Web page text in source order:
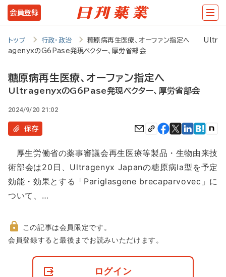
メ
イ
ン
ツ
に
動
会員登録
トップ 行政・政治
糖原病再生医療、オーファン指定へ Ultr
agenyxのG6Pase発現ベクター、厚労省部会
糖原病再生医療、オーファン指定へ
UltragenyxのG6Pase発現ベクター、厚労省部会
2024/9/20 21:02
保存
厚生労働省の薬事審議会再生医療等製品・生物由来技
術部会は20日、Ultragenyx Japanの糖原病Ia型を予定
効能・効果とする「Pariglasgene brecaparvovec」に
ついて、…
非
この記事は会員限定です。
会員登録すると最後までお読みいただけます。
ログイン